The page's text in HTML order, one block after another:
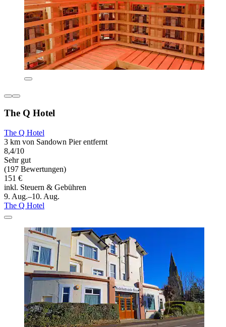
The Q Hotel
The Q Hotel
3 km von Sandown Pier entfernt
8,4/10
Sehr gut
(197 Bewertungen)
151 €
inkl. Steuern & Gebühren
9. Aug.–10. Aug.
The Q Hotel